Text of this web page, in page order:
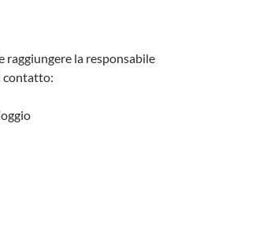
raggiungere la responsabile
contatto: